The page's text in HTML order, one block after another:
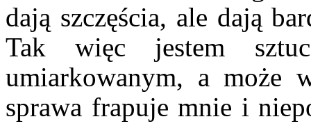
dają szczęścia, ale dają
Tak więc jestem
umiarkowanym, a może
sprawa frapuje mnie i